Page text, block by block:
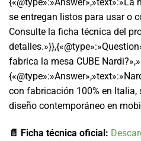
se entregan listos para usar o
Consulte la ficha técnica del
fabrica la mesa CUBE
con fabricación 100% en
diseño contemporáneo en
📄 Ficha técnica oficial: